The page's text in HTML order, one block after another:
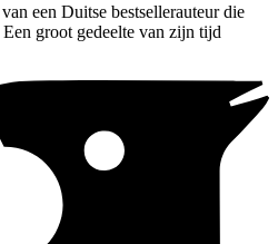
een Duitse bestsellerauteur die
groot gedeelte van zijn tijd